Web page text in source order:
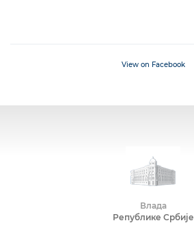
View on Facebook
Влада
Републике Србије